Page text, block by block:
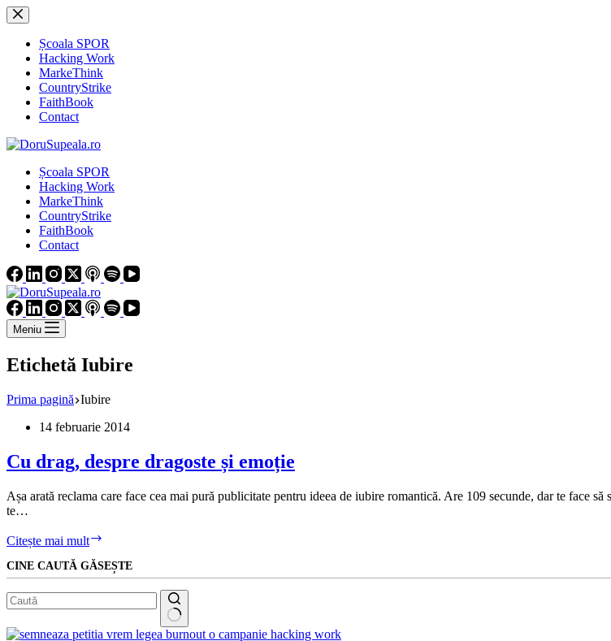
Sari
la
conținutȘcoala SPOR
Hacking Work
MarkeThink
CountryStrike
FaithBook
Contact
Școala SPOR
Hacking Work
MarkeThink
CountryStrike
FaithBook
Contact
Meniu
Etichetă Iubire
Prima pagină Iubire
14 februarie 2014
Cu drag, despre dragoste și emoție
Așa arată reclama care face cea mai pură publicitate pentru ideea de iubire romantică. Are 109 secunde, dar te face
te…
Citește mai mult
despre
dragoste
și
emoție
CINE CAUTĂ GĂSEȘTE
Niciun